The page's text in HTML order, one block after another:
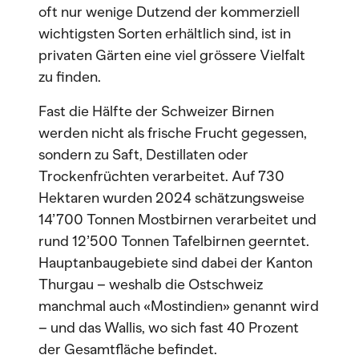
oft nur wenige Dutzend der kommerziell
wichtigsten Sorten erhältlich sind, ist in
privaten Gärten eine viel grössere Vielfalt
zu finden.
Fast die Hälfte der Schweizer Birnen
werden nicht als frische Frucht gegessen,
sondern zu Saft, Destillaten oder
Trockenfrüchten verarbeitet. Auf 730
Hektaren wurden 2024 schätzungsweise
14’700 Tonnen Mostbirnen verarbeitet und
rund 12’500 Tonnen Tafelbirnen geerntet.
Hauptanbaugebiete sind dabei der Kanton
Thurgau – weshalb die Ostschweiz
manchmal auch «Mostindien» genannt wird
– und das Wallis, wo sich fast 40 Prozent
der Gesamtfläche befindet.